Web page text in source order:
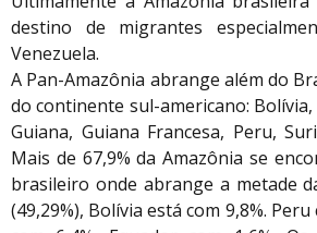
destino de migrantes
Venezuela.
A Pan-Amazônia abrange além do
do continente sul-americano:
Guiana, Guiana Francesa, Peru,
Mais de 67,9% da Amazônia se
brasileiro onde abrange a metade
(49,29%), Bolívia está com 9,8%.